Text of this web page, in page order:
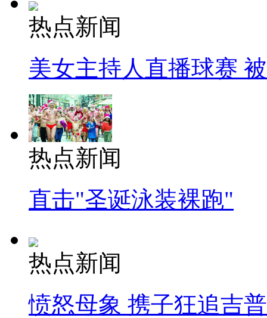
热点新闻
美女主持人直播球赛
热点新闻
直击"圣诞泳装裸跑"
热点新闻
愤怒母象 携子狂追吉